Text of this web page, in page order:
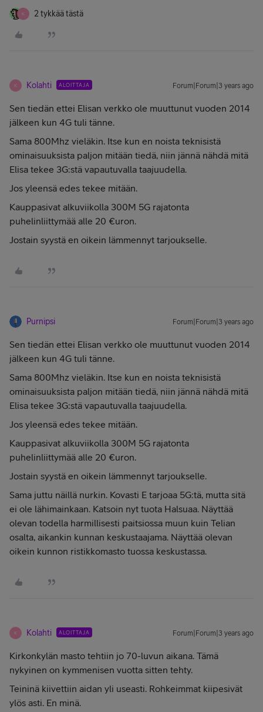
K 2 tykkää tästä
K Kolahti ALOITTAJA Forum|Forum|3 years ago
Sen tiedän ettei Elisan verkko ole muuttunut vuoden 2014
jälkeen kun 4G tuli tänne.
Sama 800Mhz vieläkin. Itse kun en noista teknisistä
ominaisuuksista paljon mitään tiedä, niin jännä nähdä mitä
Elisa tekee 3G:stä vapautuvalla taajuudella.
Jos yleensä edes tekee mitään.
Kauppasivat alkuviikolla 300M 5G rajatonta
puhelinliittymää alle 20 €uron.
Jostain syystä en oikein lämmennyt tarjoukselle.
Purnipsi Forum|Forum|3 years ago
Sen tiedän ettei Elisan verkko ole muuttunut vuoden 2014
jälkeen kun 4G tuli tänne.
Sama 800Mhz vieläkin. Itse kun en noista teknisistä
ominaisuuksista paljon mitään tiedä, niin jännä nähdä mitä
Elisa tekee 3G:stä vapautuvalla taajuudella.
Jos yleensä edes tekee mitään.
Kauppasivat alkuviikolla 300M 5G rajatonta
puhelinliittymää alle 20 €uron.
Jostain syystä en oikein lämmennyt tarjoukselle.
Sama juttu näillä nurkin. Kovasti E tarjoaa 5G:tä, mutta sitä
ei ole lähimainkaan. Katsoin nyt tuota Halsuaa. Näyttää
olevan todella harmillisesti paitsiossa muun kuin Telian
osalta, aikankin kunnan keskustaajama. Näyttää olevan
oikein kunnon ristikkomasto tuossa keskustassa.
K Kolahti ALOITTAJA Forum|Forum|3 years ago
Kirkonkylän masto tehtiin jo 70-luvun aikana. Tämä
nykyinen on kymmenisen vuotta sitten tehty.
Teininä kiivettiin aidan yli useasti. Rohkeimmat kiipesivät
ylös asti. En minä.